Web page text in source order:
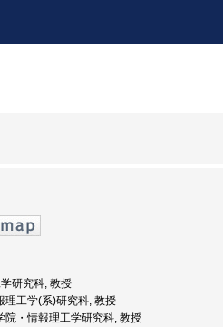
研究科, 教授
理工学(系)研究科, 教授
・情報理工学研究科, 教授